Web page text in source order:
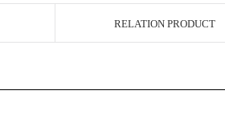
RELATION PRODUCT